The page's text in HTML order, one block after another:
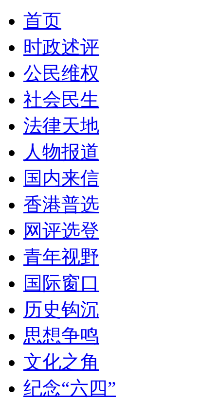
首页
时政述评
公民维权
社会民生
法律天地
人物报道
国内来信
香港普选
网评选登
青年视野
国际窗口
历史钩沉
思想争鸣
文化之角
纪念“六四”